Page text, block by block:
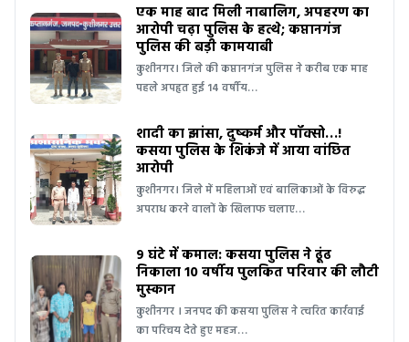
एक माह बाद मिली नाबालिग, अपहरण का
आरोपी चढ़ा पुलिस के हत्थे; कप्तानगंज
पुलिस की बड़ी कामयाबी
कुशीनगर। जिले की कप्तानगंज पुलिस ने करीब एक माह
पहले अपहृत हुई 14 वर्षीय…
शादी का झांसा, दुष्कर्म और पॉक्सो…!
कसया पुलिस के शिकंजे में आया वांछित
आरोपी
कुशीनगर। जिले में महिलाओं एवं बालिकाओं के विरुद्ध
अपराध करने वालों के खिलाफ चलाए…
9 घंटे में कमाल: कसया पुलिस ने ढूंढ
निकाला 10 वर्षीय पुलकित परिवार की लौटी
मुस्कान
कुशीनगर । जनपद की कसया पुलिस ने त्वरित कार्रवाई
का परिचय देते हुए महज…